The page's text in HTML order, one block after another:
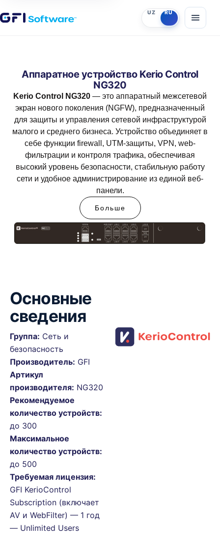
UZ RU
Аппаратное устройство Kerio Control
NG320
Kerio Control NG320 — это аппаратный межсетевой
экран нового поколения (NGFW), предназначенный
для защиты и управления сетевой инфраструктурой
малого и среднего бизнеса. Устройство объединяет в
себе функции firewall, UTM-защиты, VPN, web-
фильтрации и контроля трафика, обеспечивая
высокий уровень безопасности, стабильную работу
сети и удобное администрирование из единой веб-
панели.
Больше
Основные
сведения
Группа: Сеть и
безопасность
Производитель: GFI
Артикул
производителя: NG320
Рекомендуемое
количество устройств:
до 300
Максимальное
количество устройств:
до 500
Требуемая лицензия:
GFI KerioControl
Subscription (включает
AV и WebFilter) — 1 год
— Unlimited Users